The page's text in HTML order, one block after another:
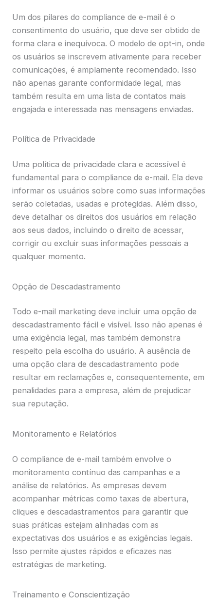
Um dos pilares do compliance de e-mail é o
consentimento do usuário, que deve ser obtido de
forma clara e inequívoca. O modelo de opt-in, onde
os usuários se inscrevem ativamente para receber
comunicações, é amplamente recomendado. Isso
não apenas garante conformidade legal, mas
também resulta em uma lista de contatos mais
engajada e interessada nas mensagens enviadas.
Política de Privacidade
Uma política de privacidade clara e acessível é
fundamental para o compliance de e-mail. Ela deve
informar os usuários sobre como suas informações
serão coletadas, usadas e protegidas. Além disso,
deve detalhar os direitos dos usuários em relação
aos seus dados, incluindo o direito de acessar,
corrigir ou excluir suas informações pessoais a
qualquer momento.
Opção de Descadastramento
Todo e-mail marketing deve incluir uma opção de
descadastramento fácil e visível. Isso não apenas é
uma exigência legal, mas também demonstra
respeito pela escolha do usuário. A ausência de
uma opção clara de descadastramento pode
resultar em reclamações e, consequentemente, em
penalidades para a empresa, além de prejudicar
sua reputação.
Monitoramento e Relatórios
O compliance de e-mail também envolve o
monitoramento contínuo das campanhas e a
análise de relatórios. As empresas devem
acompanhar métricas como taxas de abertura,
cliques e descadastramentos para garantir que
suas práticas estejam alinhadas com as
expectativas dos usuários e as exigências legais.
Isso permite ajustes rápidos e eficazes nas
estratégias de marketing.
Treinamento e Conscientização